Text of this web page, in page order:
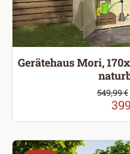
Gerätehaus Mori,
549,99 €